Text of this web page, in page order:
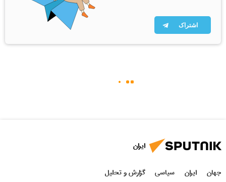
اشتراک
ایران
جهان ایران سیاسی گزارش و تحلیل